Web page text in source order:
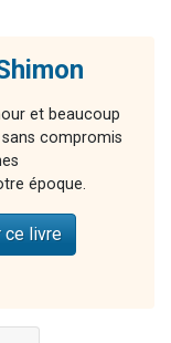
et beaucoup
compromis
époque.
ce livre